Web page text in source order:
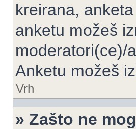
kreirana,
anketu možeš
moderatori(ce)/
Anketu možeš
Vrh
» Zašto ne